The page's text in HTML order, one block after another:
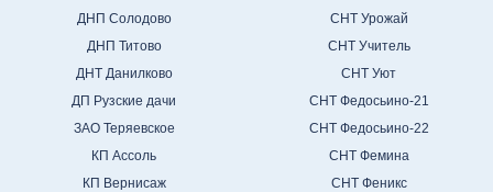
ДНП Солодово
ДНП Титово
ДНТ Данилково
ДП Рузские дачи
ЗАО Теряевское
КП Ассоль
КП Вернисаж
СНТ Урожай
СНТ Учитель
СНТ Уют
СНТ Федосьино-21
СНТ Федосьино-22
СНТ Фемина
СНТ Феникс